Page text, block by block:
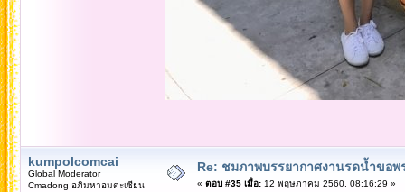
kumpolcomcai
Global Moderator
Cmadong อภิมหาอมตะเซียน
Re: ชมภาพบรรยากาศงานรดน้ำขอ
« ตอบ #35 เมื่อ:12 พฤษภาคม 2560, 08:16:29 »